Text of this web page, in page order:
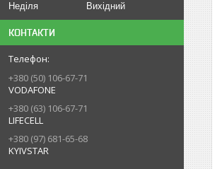
Неділя
Вихідний
КОНТАКТИ
+380 (50) 106-67-71
VODAFONE
+380 (63) 106-67-71
LIFECELL
+380 (97) 681-65-68
KYIVSTAR